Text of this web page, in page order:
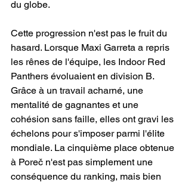
du globe.
Cette progression n'est pas le fruit du
hasard. Lorsque Maxi Garreta a repris
les rênes de l'équipe, les Indoor Red
Panthers évoluaient en division B.
Grâce à un travail acharné, une
mentalité de gagnantes et une
cohésion sans faille, elles ont gravi les
échelons pour s'imposer parmi l'élite
mondiale. La cinquième place obtenue
à Poreč n'est pas simplement une
conséquence du ranking, mais bien